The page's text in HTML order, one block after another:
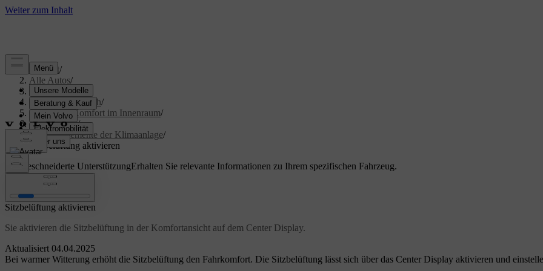
Support/
Alle Autos/
S60 2024/
Benutzerhandbuch/
Klima und Komfort im Innenraum/
Klimaanlage/
Bedienelemente der Klimaanlage/
Sitzbelüftung aktivieren
Maßgeschneiderte UnterstützungErhalten Sie relevante Informationen zu Ihrem spezifischen Fahrzeug.
Anmelden
Aktualisiert 04.04.2025
Sitzbelüftung aktivieren
Sie aktivieren die Sitzbelüftung in der Komfortansicht auf dem Center Display.
Bei warmer Witterung erhöht die Sitzbelüftung den Fahrkomfort. Die Sitzbelüftung lässt sich über das Center Display aktivieren und